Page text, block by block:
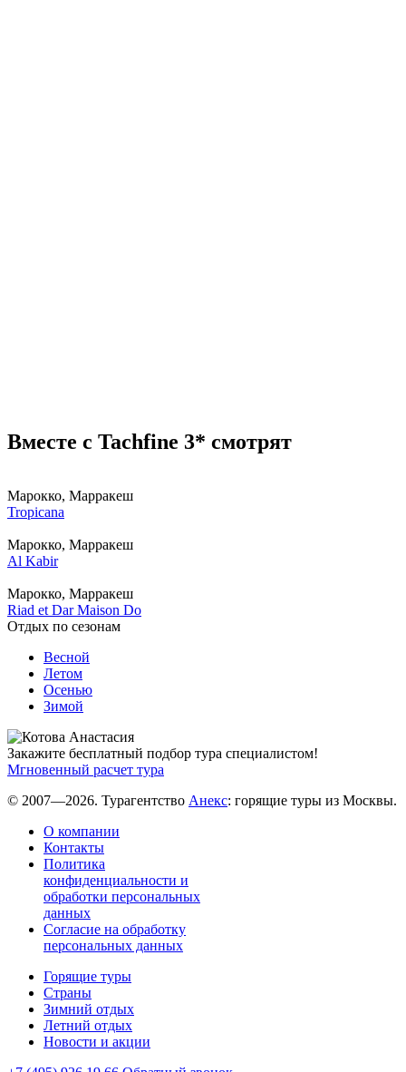
Вместе с Tachfine 3* смотрят
Марокко, Марракеш
Tropicana
Марокко, Марракеш
Al Kabir
Марокко, Марракеш
Riad et Dar Maison Do
Отдых по сезонам
Весной
Летом
Осенью
Зимой
Закажите бесплатный подбор тура специалистом!
Мгновенный расчет тура
© 2007—2026. Турагентство Анекс: горящие туры из Москвы.
О компании
Контакты
Политика
конфиденциальности и
обработки персональных
данных
Согласие на обработку
персональных данных
Горящие туры
Страны
Зимний отдых
Летний отдых
Новости и акции